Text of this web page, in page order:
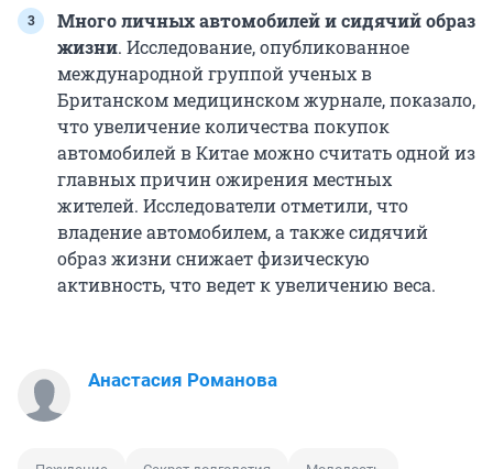
Много личных автомобилей и сидячий образ
жизни. Исследование, опубликованное
международной группой ученых в
Британском медицинском журнале, показало,
что увеличение количества покупок
автомобилей в Китае можно считать одной из
главных причин ожирения местных
жителей. Исследователи отметили, что
владение автомобилем, а также сидячий
образ жизни снижает физическую
активность, что ведет к увеличению веса.
Анастасия Романова